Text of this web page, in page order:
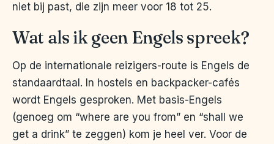
niet bij past, die zijn meer voor 18 tot 25.
Wat als ik geen Engels spreek?
Op de internationale reizigers-route is Engels de
standaardtaal. In hostels en backpacker-cafés
wordt Engels gesproken. Met basis-Engels
(genoeg om “where are you from” en “shall we
get a drink” te zeggen) kom je heel ver. Voor de